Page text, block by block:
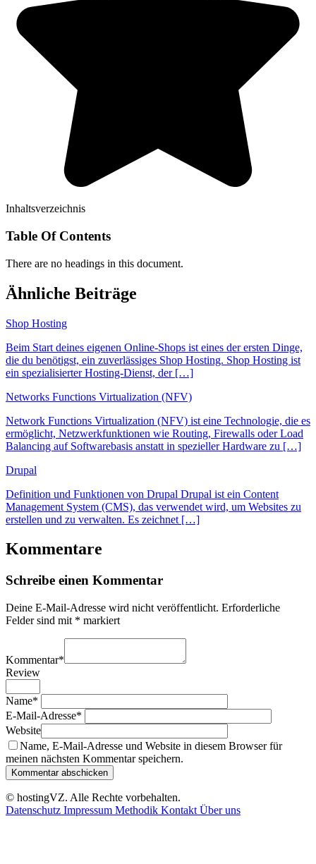
Inhaltsverzeichnis
Table Of Contents
There are no headings in this document.
Ähnliche Beiträge
Shop Hosting
Beim Start deines eigenen Online-Shops ist eines der ersten Dinge,
die du benötigst, ein zuverlässiges Shop Hosting. Shop Hosting ist
ein spezialisierter Hosting-Dienst, der […]
Networks Functions Virtualization (NFV)
Network Functions Virtualization (NFV) ist eine Technologie, die es
ermöglicht, Netzwerkfunktionen wie Routing, Firewalls oder Load
Balancing auf Softwarebasis anstatt in spezieller Hardware zu […]
Drupal
Definition und Funktionen von Drupal Drupal ist ein Content
Management System (CMS), das verwendet wird, um Websites zu
erstellen und zu verwalten. Es zeichnet […]
Kommentare
Schreibe einen Kommentar
Deine E-Mail-Adresse wird nicht veröffentlicht. Erforderliche
Felder sind mit * markiert
Kommentar*
Review
Name*
E-Mail-Adresse*
Website
Name, E-Mail-Adresse und Website in diesem Browser für
meinen nächsten Kommentar speichern.
© hostingVZ. Alle Rechte vorbehalten.
Datenschutz Impressum Methodik Kontakt Über uns